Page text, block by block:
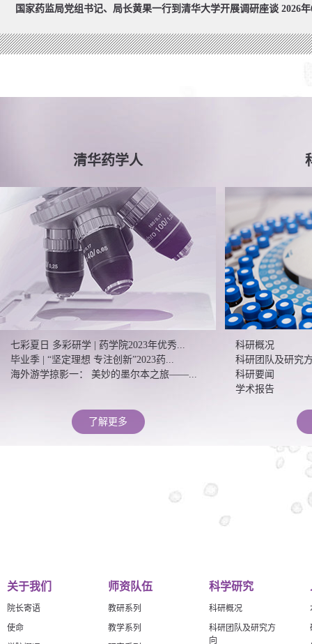
国家药监局党组书记、局长黄果一行到清华大学开展调研座
清华药学人
七彩夏日 多彩研学 | 药学院2023年优秀...
毕业季 | “坚定理想 专注创新”2023药...
海外游学掠影一： 美妙的墨尔本之旅——...
了解更多
科研概况
科研团队及研究
科研要闻
学术报告
关于我们
院长寄语
使命
师资队伍
教研系列
教学系列
科学研究
科研概况
科研团队及研究方
向